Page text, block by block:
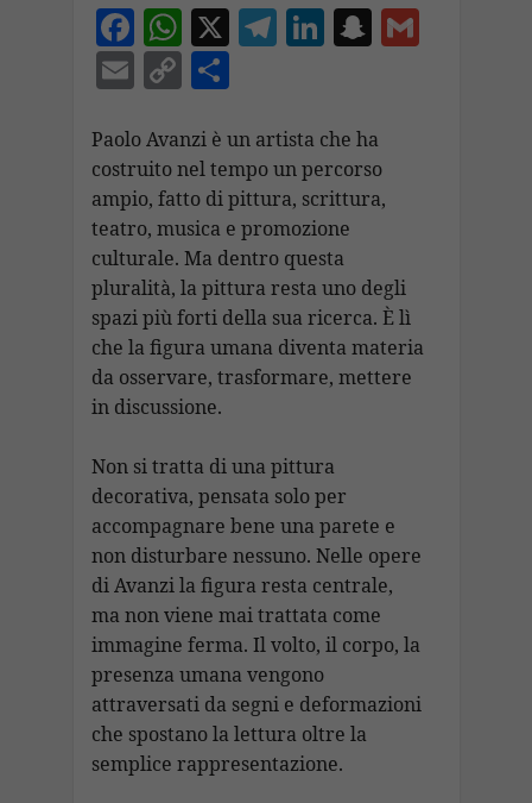
F
ac
e
b
o
o
k
W
h
at
s
A
p
p
X T
gr
a
m
Li
e
dI
n
S
p
c
h
G
E
ai
l
C
p
y
Li
n
k
C
n
di
vi
di
Paolo Avanzi è un artista che ha
costruito nel tempo un percorso
ampio, fatto di pittura, scrittura,
teatro, musica e promozione
culturale. Ma dentro questa
pluralità, la pittura resta uno degli
spazi più forti della sua ricerca. È lì
che la figura umana diventa materia
da osservare, trasformare, mettere
in discussione.
Non si tratta di una pittura
decorativa, pensata solo per
accompagnare bene una parete e
non disturbare nessuno. Nelle opere
di Avanzi la figura resta centrale,
ma non viene mai trattata come
immagine ferma. Il volto, il corpo, la
presenza umana vengono
attraversati da segni e deformazioni
che spostano la lettura oltre la
semplice rappresentazione.